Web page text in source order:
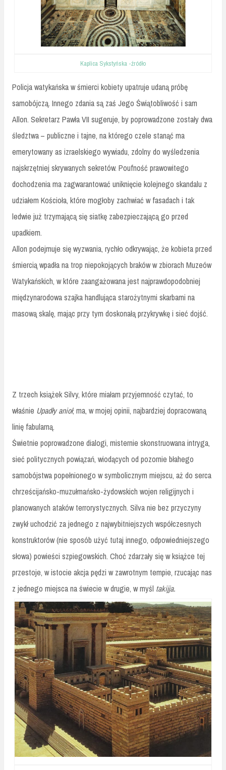
Kaplica Sykstyńska -źródło
Policja watykańska w śmierci kobiety upatruje udaną próbę
samobójczą. Innego zdania są zaś Jego Świątobliwość i sam
Allon. Sekretarz Pawła VII sugeruje, by poprowadzone zostały dwa
śledztwa – publiczne i tajne, na którego czele stanąć ma
emerytowany as izraelskiego wywiadu, zdolny do wyśledzenia
najskrzętniej skrywanych sekretów. Poufność prawowitego
dochodzenia ma zagwarantować uniknięcie kolejnego skandalu z
udziałem Kościoła, które mogłoby zachwiać w fasadach i tak
ledwie już trzymającą się siatkę zabezpieczającą go przed
upadkiem.
Allon podejmuje się wyzwania, rychło odkrywając, że kobieta przed
śmiercią wpadła na trop niepokojących braków w zbiorach Muzeów
Watykańskich, w które zaangażowana jest najprawdopodobniej
międzynarodowa szajka handlująca starożytnymi skarbami na
masową skalę, mając przy tym doskonałą przykrywkę i sieć dojść.
Z trzech książek Silvy, które miałam przyjemność czytać, to
właśnie Upadły anioł, ma, w mojej opinii, najbardziej dopracowaną
linię fabularną.
Świetnie poprowadzone dialogi, misternie skonstruowana intryga,
sieć politycznych powiązań, wiodących od pozornie błahego
samobójstwa popełnionego w symbolicznym miejscu, aż do serca
chrześcijańsko-muzułmańsko-żydowskich wojen religijnych i
planowanych ataków terrorystycznych. Silva nie bez przyczyny
zwykł uchodzić za jednego z najwybitniejszych współczesnych
konstruktorów (nie sposób użyć tutaj innego, odpowiedniejszego
słowa) powieści szpiegowskich. Choć zdarzały się w książce tej
przestoje, w istocie akcja pędzi w zawrotnym tempie, rzucając nas
z jednego miejsca na świecie w drugie, w myśl takijja.